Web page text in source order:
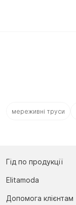
мереживні труси
Гід по продукції
Elitamoda
Допомога клієнтам